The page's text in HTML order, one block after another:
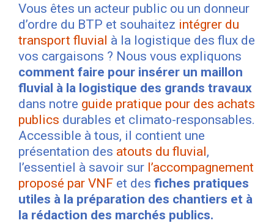
Vous êtes un acteur public ou un donneur
d’ordre du BTP et souhaitez intégrer du
transport fluvial à la logistique des flux de
vos cargaisons ? Nous vous expliquons
comment faire pour insérer un maillon
fluvial à la logistique des grands travaux
dans notre guide pratique pour des achats
publics durables et climato-responsables.
Accessible à tous, il contient une
présentation des atouts du fluvial,
l’essentiel à savoir sur l’accompagnement
proposé par VNF et des fiches pratiques
utiles à la préparation des chantiers et à
la rédaction des marchés publics.